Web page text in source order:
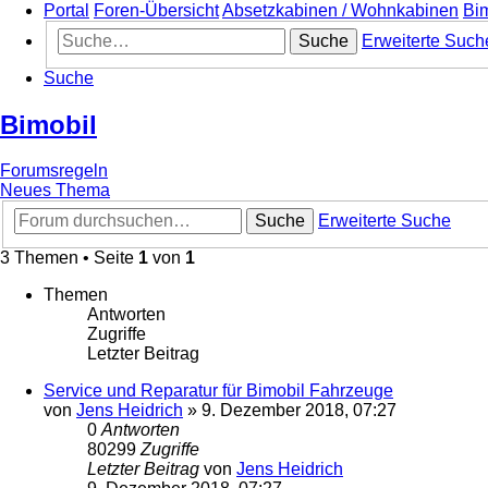
Portal
Foren-ÜbersichtAbsetzkabinen / Wohnkabinen
Suche
Erweiterte
Suche
Bimobil
Forumsregeln
Neues Thema
Suche
Erweiterte Suche
3 Themen • Seite 1 von 1
Themen
Antworten
Zugriffe
Letzter Beitrag
Service und Reparatur für Bimobil Fahrzeuge
von Jens Heidrich » 9. Dezember 2018, 07:27
0 Antworten
80299 Zugriffe
Letzter Beitrag von Jens Heidrich